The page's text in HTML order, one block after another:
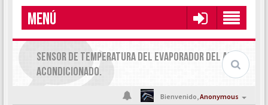
MENÚ
SENSOR DE TEMPERATURA DEL EVAPORADOR DEL AIRE
ACONDICIONADO.
Bienvenido,Anonymous